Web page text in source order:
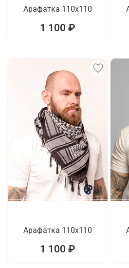
Арафатка 110x110
1 100 ₽
1
Арафатка 110x110
1 100 ₽